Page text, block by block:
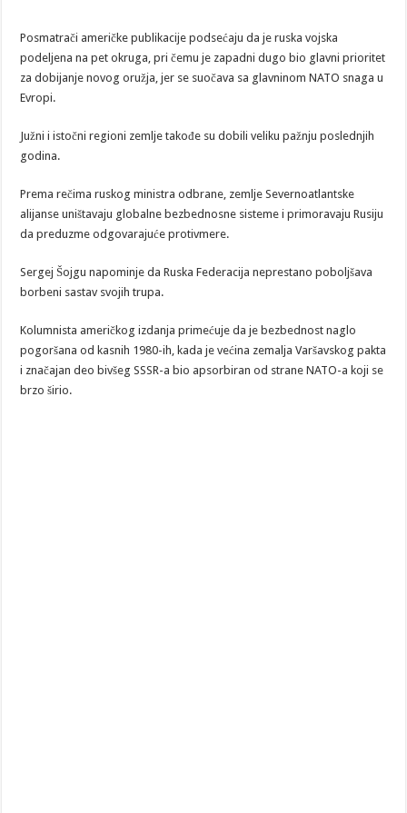
Posmatrači američke publikacije podsećaju da je ruska vojska
podeljena na pet okruga, pri čemu je zapadni dugo bio glavni prioritet
za dobijanje novog oružja, jer se suočava sa glavninom NATO snaga u
Evropi.
Južni i istočni regioni zemlje takođe su dobili veliku pažnju poslednjih
godina.
Prema rečima ruskog ministra odbrane, zemlje Severnoatlantske
alijanse uništavaju globalne bezbednosne sisteme i primoravaju Rusiju
da preduzme odgovarajuće protivmere.
Sergej Šojgu napominje da Ruska Federacija neprestano poboljšava
borbeni sastav svojih trupa.
Kolumnista američkog izdanja primećuje da je bezbednost naglo
pogoršana od kasnih 1980-ih, kada je većina zemalja Varšavskog pakta
i značajan deo bivšeg SSSR-a bio apsorbiran od strane NATO-a koji se
brzo širio.